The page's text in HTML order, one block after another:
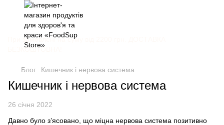
При замовлені на суму від 2200 грн. ДОСТАВКА
БЕЗКОШТОВНА!
Блог Кишечник і нервова система
Кишечник і нервова система
26 січня 2022
Давно було з’ясовано, що міцна нервова система позитивно